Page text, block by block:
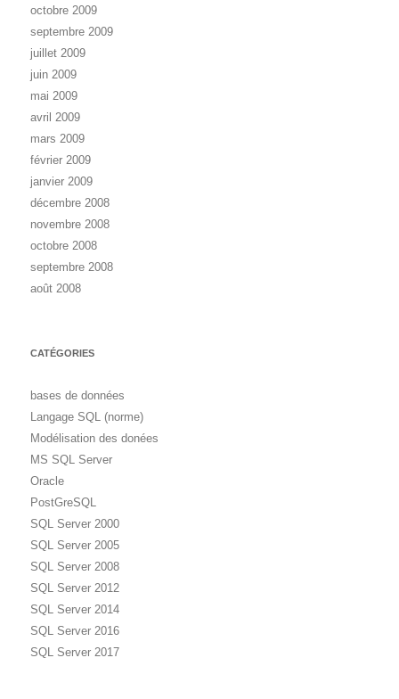
octobre 2009
septembre 2009
juillet 2009
juin 2009
mai 2009
avril 2009
mars 2009
février 2009
janvier 2009
décembre 2008
novembre 2008
octobre 2008
septembre 2008
août 2008
CATÉGORIES
bases de données
Langage SQL (norme)
Modélisation des donées
MS SQL Server
Oracle
PostGreSQL
SQL Server 2000
SQL Server 2005
SQL Server 2008
SQL Server 2012
SQL Server 2014
SQL Server 2016
SQL Server 2017